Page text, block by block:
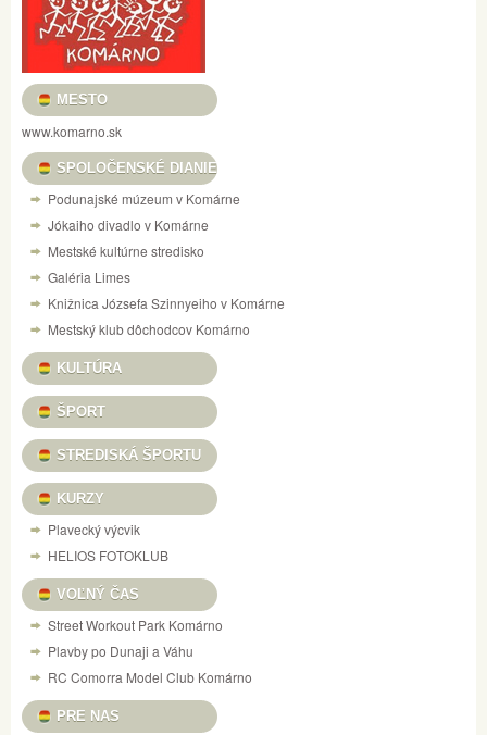
MESTO
www.komarno.sk
SPOLOČENSKÉ DIANIE
Podunajské múzeum v Komárne
Jókaiho divadlo v Komárne
Mestské kultúrne stredisko
Galéria Limes
Knižnica Józsefa Szinnyeiho v Komárne
Mestský klub dôchodcov Komárno
KULTÚRA
ŠPORT
STREDISKÁ ŠPORTU
KURZY
Plavecký výcvik
HELIOS FOTOKLUB
VOĽNÝ ČAS
Street Workout Park Komárno
Plavby po Dunaji a Váhu
RC Comorra Model Club Komárno
PRE NAS